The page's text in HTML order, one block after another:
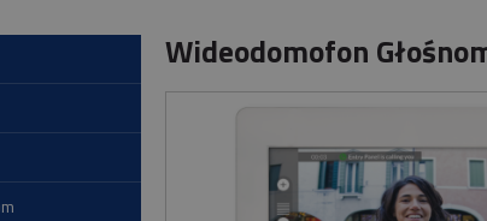
Wideodomofon